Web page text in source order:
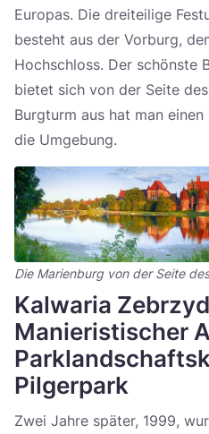
Europas. Die dreiteilige
besteht aus der Vorburg,
Hochschloss. Der schönste
bietet sich von der Seite
Burgturm aus hat man
die Umgebung.
Die Marienburg von der Seite
Kalwaria
Manieristischer
Pilgerpark
Zwei Jahre später, 1999,